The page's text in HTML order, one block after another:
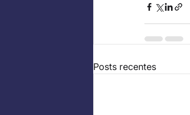
Posts recentes